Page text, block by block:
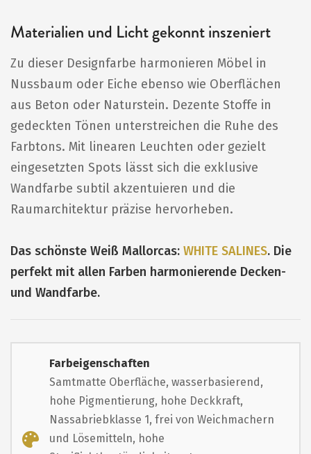
Materialien und Licht gekonnt inszeniert
Zu dieser Designfarbe harmonieren Möbel in
Nussbaum oder Eiche ebenso wie Oberflächen
aus Beton oder Naturstein. Dezente Stoffe in
gedeckten Tönen unterstreichen die Ruhe des
Farbtons. Mit linearen Leuchten oder gezielt
eingesetzten Spots lässt sich die exklusive
Wandfarbe subtil akzentuieren und die
Raumarchitektur präzise hervorheben.
Das schönste Weiß Mallorcas: WHITE SALINES. Die
perfekt mit allen Farben harmonierende Decken-
und Wandfarbe.
Farbeigenschaften
Samtmatte Oberfläche, wasserbasierend,
hohe Pigmentierung, hohe Deckkraft,
Nassabriebklasse 1, frei von Weichmachern
und Lösemitteln, hohe